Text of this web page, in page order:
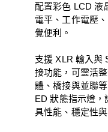
配置彩色 LCD 液
電平、工作電壓
覺便利。
支援 XLR 輸入與
接功能，可靈活
體、橋接與並聯
ED 狀態指示燈，
具性能、穩定性